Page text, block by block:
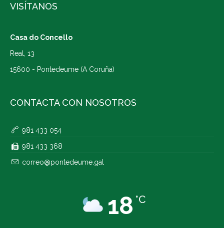
VISÍTANOS
Casa do Concello
Real, 13
15600 - Pontedeume (A Coruña)
CONTACTA CON NOSOTROS
981 433 054
981 433 368
correo@pontedeume.gal
18 °C